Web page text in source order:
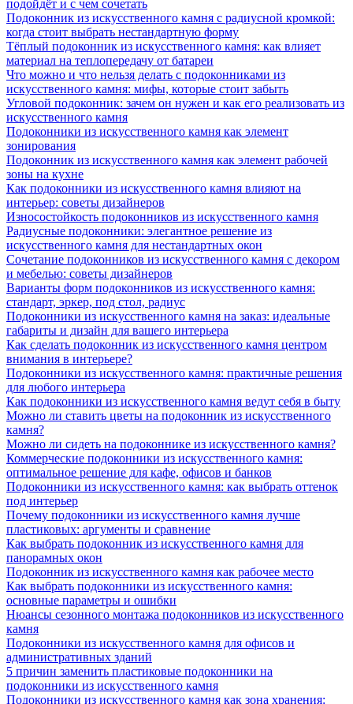
подойдёт и с чем сочетать
Подоконник из искусственного камня с радиусной кромкой:
когда стоит выбрать нестандартную форму
Тёплый подоконник из искусственного камня: как влияет
материал на теплопередачу от батареи
Что можно и что нельзя делать с подоконниками из
искусственного камня: мифы, которые стоит забыть
Угловой подоконник: зачем он нужен и как его реализовать из
искусственного камня
Подоконники из искусственного камня как элемент
зонирования
Подоконник из искусственного камня как элемент рабочей
зоны на кухне
Как подоконники из искусственного камня влияют на
интерьер: советы дизайнеров
Износостойкость подоконников из искусственного камня
Радиусные подоконники: элегантное решение из
искусственного камня для нестандартных окон
Сочетание подоконников из искусственного камня с декором
и мебелью: советы дизайнеров
Варианты форм подоконников из искусственного камня:
стандарт, эркер, под стол, радиус
Подоконники из искусственного камня на заказ: идеальные
габариты и дизайн для вашего интерьера
Как сделать подоконник из искусственного камня центром
внимания в интерьере?
Подоконники из искусственного камня: практичные решения
для любого интерьера
Как подоконники из искусственного камня ведут себя в быту
Можно ли ставить цветы на подоконник из искусственного
камня?
Можно ли сидеть на подоконнике из искусственного камня?
Коммерческие подоконники из искусственного камня:
оптимальное решение для кафе, офисов и банков
Подоконники из искусственного камня: как выбрать оттенок
под интерьер
Почему подоконники из искусственного камня лучше
пластиковых: аргументы и сравнение
Как выбрать подоконник из искусственного камня для
панорамных окон
Подоконник из искусственного камня как рабочее место
Как выбрать подоконники из искусственного камня:
основные параметры и ошибки
Нюансы сезонного монтажа подоконников из искусственного
камня
Подоконники из искусственного камня для офисов и
административных зданий
5 причин заменить пластиковые подоконники на
подоконники из искусственного камня
Подоконники из искусственного камня как зона хранения: